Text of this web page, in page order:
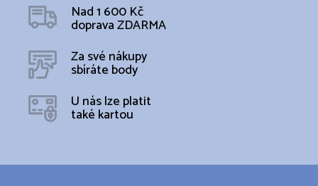
Nad 1 600 Kč
doprava ZDARMA
Za své nákupy
sbíráte body
U nás lze platit
také kartou
Z